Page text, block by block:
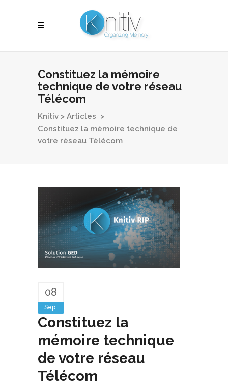
Constituez la mémoire
technique de votre réseau
Télécom
Knitiv > Articles >
Constituez la mémoire technique de
votre réseau Télécom
08
Sep
Constituez la
mémoire technique
de votre réseau
Télécom